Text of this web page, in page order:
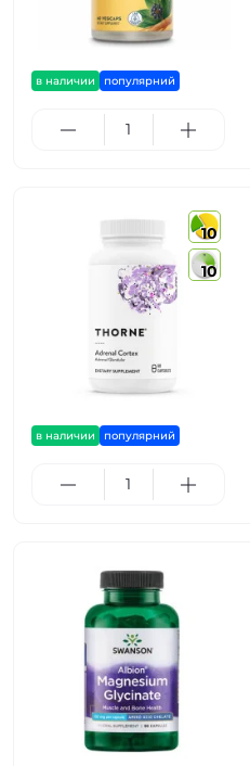
в наличии популярний
10
10
в наличии популярний